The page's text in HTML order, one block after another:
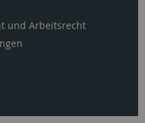
und Arbeitsrecht